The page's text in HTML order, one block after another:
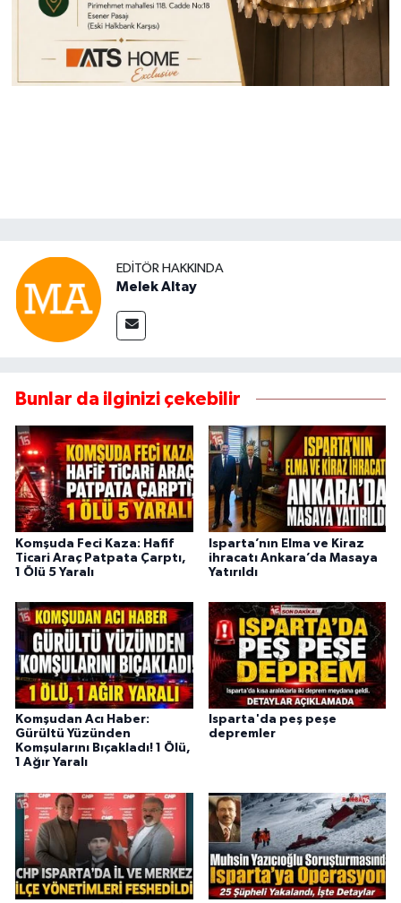
EDITÖR HAKKINDA
Melek Altay
Bunlar da ilginizi çekebilir
Komşuda Feci Kaza: Hafif
Ticari Araç Patpata Çarptı,
1 Ölü 5 Yaralı
Isparta’nın Elma ve Kiraz
ihracatı Ankara’da Masaya
Yatırıldı
Komşudan Acı Haber:
Gürültü Yüzünden
Komşularını Bıçakladı! 1 Ölü,
1 Ağır Yaralı
Isparta'da peş peşe
depremler